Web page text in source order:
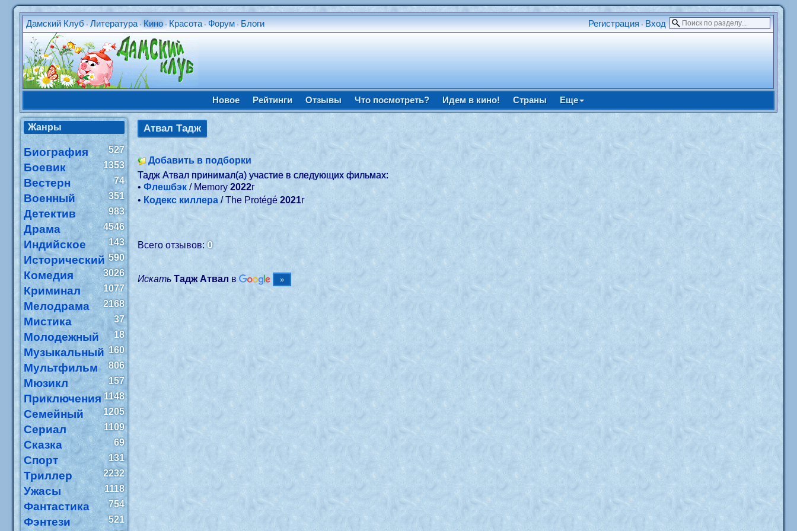
Дамский Клуб •Литература •Кино • Красота •Форум • Блоги Регистрация • Вход
Новое Рейтинги Отзывы Что посмотреть? Идем в кино! Страны Еще
Жанры
Биография 527
Боевик 1353
Вестерн 74
Военный 351
Детектив 983
Драма 4546
Индийское 143
Исторический 590
Комедия 3026
Криминал 1077
Мелодрама 2168
Мистика 37
Молодежный 18
Музыкальный 160
Мультфильм 806
Мюзикл 157
Приключения 1148
Семейный 1205
Сериал 1109
Сказка 69
Спорт 131
Триллер 2232
Ужасы 1118
Фантастика 754
Фэнтези
521
Атвал Тадж
Добавить в подборки
Тадж Атвал принимал(а) участие в следующих фильмах:
•Флешбэк/ Memory2022г
• Кодекс киллера/ The Protégé2021г
Всего отзывов:0
Искать Тадж Атвал в